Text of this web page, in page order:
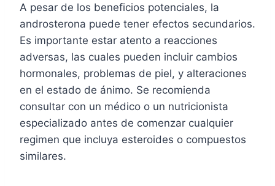
A pesar de los beneficios potenciales, la
androsterona puede tener efectos secundarios.
Es importante estar atento a reacciones
adversas, las cuales pueden incluir cambios
hormonales, problemas de piel, y alteraciones
en el estado de ánimo. Se recomienda
consultar con un médico o un nutricionista
especializado antes de comenzar cualquier
regimen que incluya esteroides o compuestos
similares.